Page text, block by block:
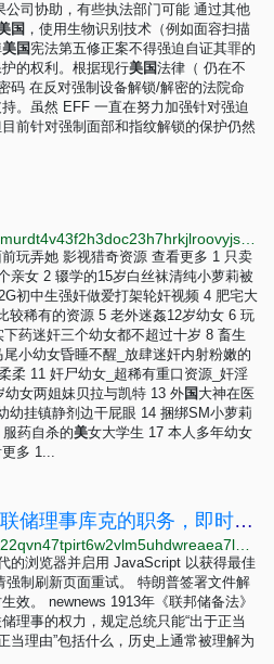
公司协助，有些执法部门可能 通过其他
国 ，使用生物识别技术（例如面容扫描
美国 宪法第五修正案不得强迫自证其罪的
的权利。根据现行美国法律（ 仍在不
码 在反对强制设备解锁/解密的法院命
。虽然 EFF 一直在努力加强针对强迫
前针对强制面部和指纹解锁的保护仍然
玩弄她 影视猎奇资源 查看更多 1 只卖
亲女 2 辍学的15岁白丝袜清纯小萝莉被
初中生强奸做爱打架轮奸视频 4 肥宅大
较稀有的资源 5 老外迷姦12岁幼女 6 玩
药迷奸三个幼女都不超过十岁 8 畜生
小幼女昏睡不醒_放肆迷奸内射粉嫩的
柔 11 奸尸幼女_超稀有重口资源_奸淫
女两姐妹贝拉与凯特 13 外国 大神在医
幼挂镇静剂边干屁眼 14 捆绑SM小萝莉
药自杀的美女大学生 17 本人多年幼女
多 1...
特朗普签署文件解除美联储理事库克的职务，即时生效。 - 夜上海
的浏览器并启用 JavaScript 以获得最佳
制刷新页面重试。 特朗普签署文件解
效。 newnews 1913年《联邦储备法》
理事的权力，规定总统只能“出于正当
当理由”包括什么，历史上通常被理解为